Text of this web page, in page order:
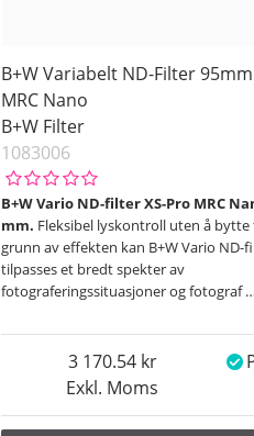
B+W Variabelt ND-Filter 95mm
MRC Nano
B+W Filter
1083006
B+W Vario ND-filter XS-Pro MRC
mm. Fleksibel lyskontroll uten å bytte
grunn av effekten kan B+W Vario ND-
tilpasses et bredt spekter av
fotograferingssituasjoner og fotograf…
Exkl. Moms
3 170.54